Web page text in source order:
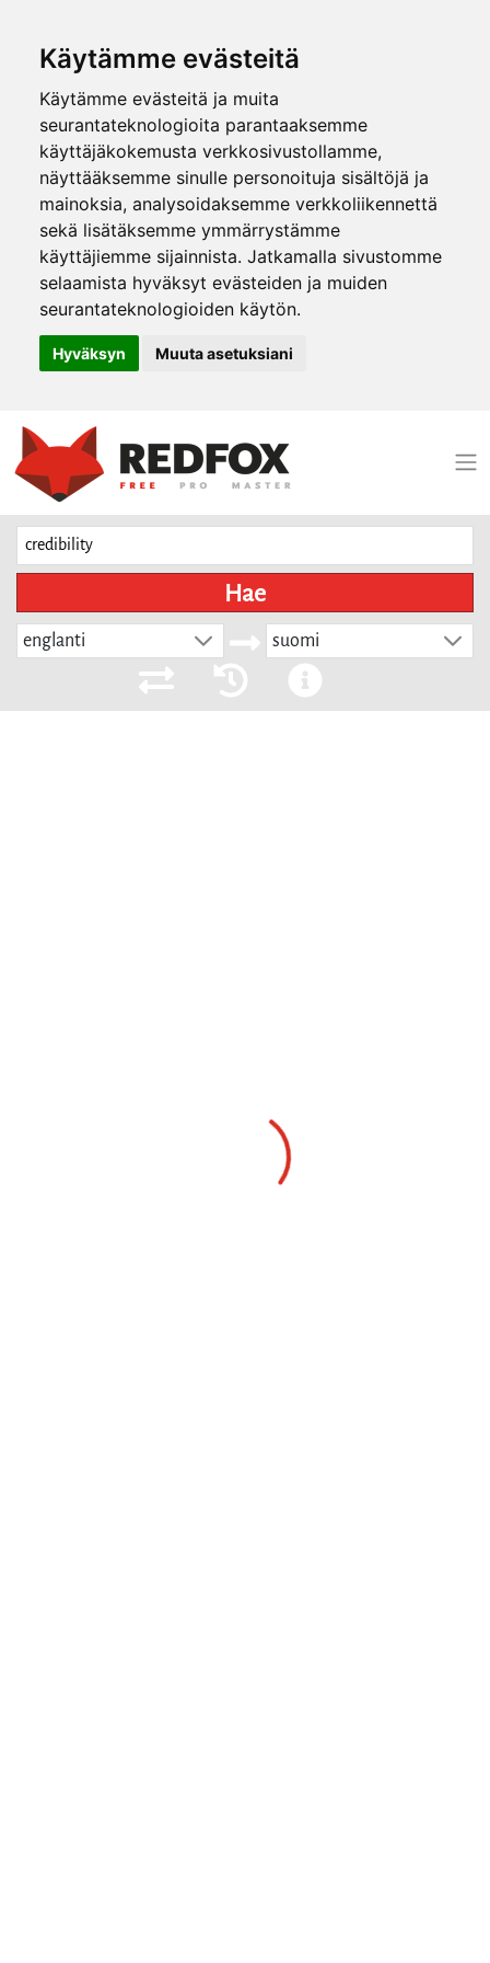
Käytämme evästeitä
Käytämme evästeitä ja muita
seurantateknologioita parantaaksemme
käyttäjäkokemusta verkkosivustollamme,
näyttääksemme sinulle personoituja sisältöjä ja
mainoksia, analysoidaksemme verkkoliikennettä
sekä lisätäksemme ymmärrystämme
käyttäjiemme sijainnista. Jatkamalla sivustomme
selaamista hyväksyt evästeiden ja muiden
seurantateknologioiden käytön.
Hyväksyn Muuta asetuksiani
Hae
englanti suomi